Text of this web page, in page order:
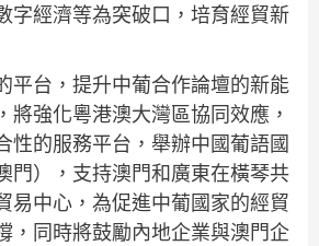
字經濟等為突破口，培育經貿新
平台，提升中葡合作論壇的新能
將強化粵港澳大灣區協同效應，
性的服務平台，舉辦中國葡語國
門），支持澳門和廣東在橫琴共
易中心，為促進中葡國家的經貿
，同時將鼓勵內地企業與澳門企